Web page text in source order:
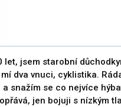
let, jsem starobní
mí dva vnuci, cyklistika.
snažím se co nejvíce
jen bojuji s nízkým